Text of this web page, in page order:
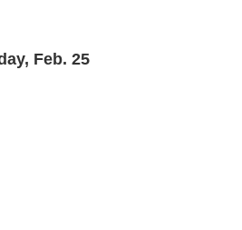
Feb. 25